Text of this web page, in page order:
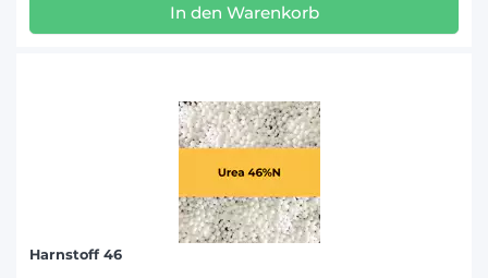
In den Warenkorb
Harnstoff 46